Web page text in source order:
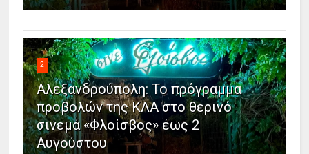
2
Αλεξανδρούπολη: Το πρόγραμμα
προβολών της ΚΛΑ στο θερινό
σινεμά «Φλοίσβος» έως 2
Αυγούστου